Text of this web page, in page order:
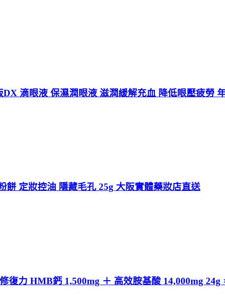
滴眼液 保濕潤眼液 滋潤緩解充血 降低眼壓疲勞
餅 定妝控油 隱藏毛孔 25g 大阪實體藥妝店直送
力 HMB鈣 1,500mg ＋ 高效胺基酸 14,000mg